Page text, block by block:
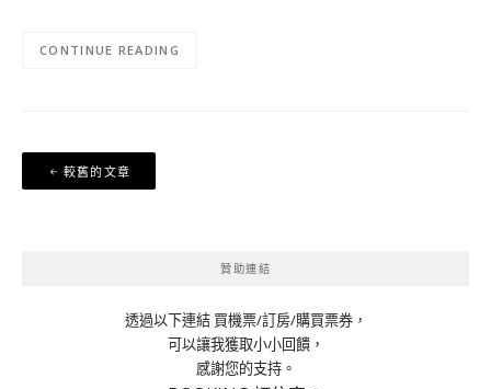
CONTINUE READING
文
章
較舊的文章
贊助連結
透過以下連結 買機票/訂房/購買票券，
可以讓我獲取小小回饋，
感謝您的支持。